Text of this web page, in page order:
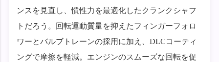
ンスを見直し、慣性力を最適化したクランクシャフ
トだろう。回転運動質量を抑えたフィンガーフォロ
ワーとバルブトレーンの採用に加え、DLCコーティ
ングで摩擦を軽減。エンジンのスムーズな回転を促